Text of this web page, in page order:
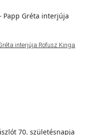
interjúja Rofusz Kinga